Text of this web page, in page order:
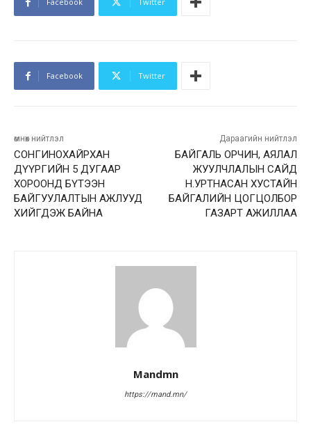
Facebook Twitter
өмнөх нийтлэл
СОНГИНОХАЙРХАН
ДҮҮРГИЙН 5 ДУГААР
ХОРООНД БҮТЭЭН
БАЙГУУЛАЛТЫН АЖЛУУД
ХИЙГДЭЖ БАЙНА
Дараагийн нийтлэл
БАЙГАЛЬ ОРЧИН, АЯЛАЛ
ЖУУЛЧЛАЛЫН САЙД
Н.УРТНАСАН ХУСТАЙН
БАЙГАЛИЙН ЦОГЦОЛБОР
ГАЗАРТ АЖИЛЛАА
Mandmn
https://mand.mn/